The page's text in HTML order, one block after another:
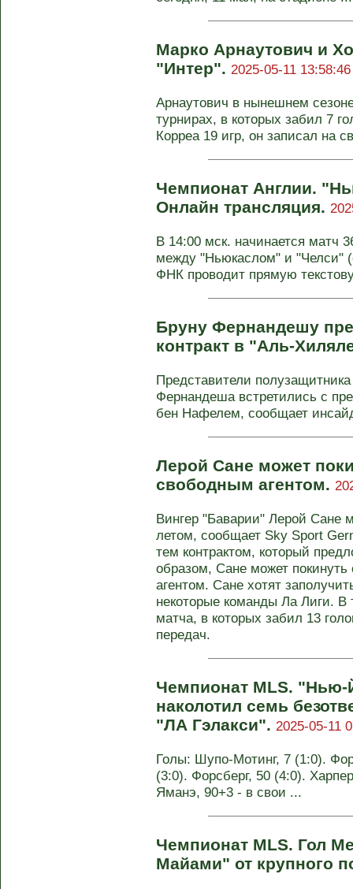
Марко Арнаутович и
"Интер". 2025-05-11 13:58:46
Арнаутович в нынешнем
турнирах, в которых забил 7
Корреа 19 игр, он записал на
Чемпионат Англии.
Онлайн трансляция.
В 14:00 мск. начинается матч
между "Ньюкаслом" и "Челси"
ФНК проводит прямую
Бруну Фернандешу
контракт в "Аль-
Представители
Фернандеша встретились с
бен Нафелем, сообщает
Лерой Сане может
свободным агентом.
Вингер "Баварии" Лерой Сане
летом, сообщает Sky Sport
тем контрактом, который
образом, Сане может
агентом. Сане хотят
некоторые команды Ла Лиги. В
матча, в которых забил 13
передач.
Чемпионат MLS. "Нью-
наколотил семь
"ЛА Гэлакси". 2025-05-11
Голы: Шупо-Мотинг, 7 (1:0).
(3:0). Форсберг, 50 (4:0).
Яманэ, 90+3 - в свои ...
Чемпионат MLS. Гол
Майами" от крупного